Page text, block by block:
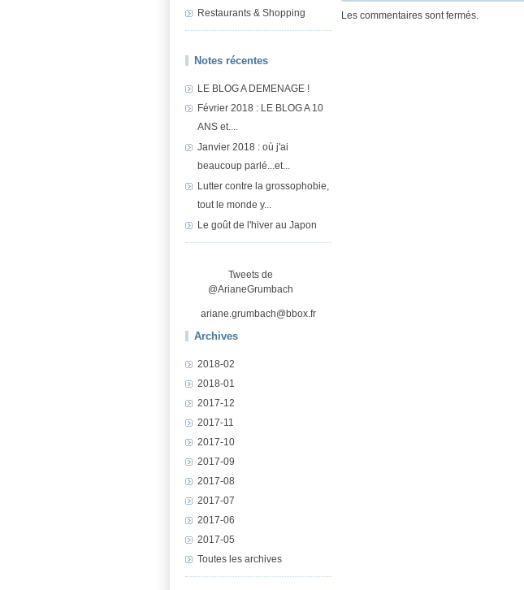
Restaurants & Shopping
Notes récentes
LE BLOG A DEMENAGE !
Février 2018 : LE BLOG A 10
ANS et....
Janvier 2018 : où j'ai
beaucoup parlé...et...
Lutter contre la grossophobie,
tout le monde y...
Le goût de l'hiver au Japon
Tweets de
@ArianeGrumbach
ariane.grumbach@bbox.fr
Archives
2018-02
2018-01
2017-12
2017-11
2017-10
2017-09
2017-08
2017-07
2017-06
2017-05
Toutes les archives
Les commentaires sont fermés.